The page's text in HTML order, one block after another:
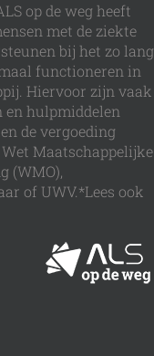
op de weg heeft
met de ziekte
bij het zo lang
functioneren in
Hiervoor zijn vaak
en hulpmiddelen
de vergoeding
Maatschappelijke
(WMO),
of UWV.*Lees ook